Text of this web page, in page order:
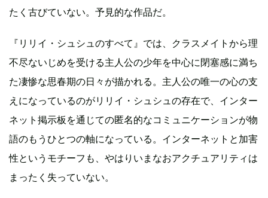
たく古びていない。予見的な作品だ。
『リリイ・シュシュのすべて』では、クラスメイトから理
不尽ないじめを受ける主人公の少年を中心に閉塞感に満ち
た凄惨な思春期の日々が描かれる。主人公の唯一の心の支
えになっているのがリリイ・シュシュの存在で、インター
ネット掲示板を通じての匿名的なコミュニケーションが物
語のもうひとつの軸になっている。インターネットと加害
性というモチーフも、やはりいまなおアクチュアリティは
まったく失っていない。